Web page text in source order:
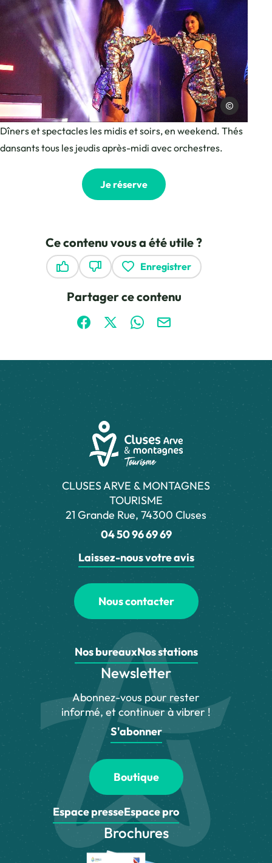
Cabaret Mont-Blanc, © Cabaret du Mont-Blanc
Cabaret du
Dîners et spectacles les midis et soirs, en weekend. Thés
dansants tous les jeudis après-midi avec orchestres.
Je réserve
Ce contenu vous a été utile ?
Enregistrer
Partager ce contenu
Partager sur Facebook (nouvelle fenêtre)
Partager sur X / Twitter (nouvelle
Partager sur WhatsApp
Partager par mail
CLUSES ARVE & MONTAGNES
TOURISME
21 Grande Rue, 74300 Cluses
04 50 96 69 69
Laissez-nous votre avis
Nous contacter
Nos bureauxNos stations
Newsletter
Abonnez-vous pour rester
informé, et continuer à vibrer !
S'abonner
Boutique
Espace presseEspace pro
Brochures